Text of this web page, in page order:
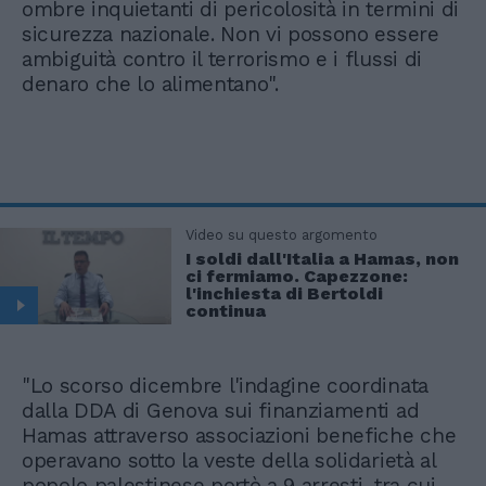
ombre inquietanti di pericolosità in termini di
sicurezza nazionale. Non vi possono essere
ambiguità contro il terrorismo e i flussi di
denaro che lo alimentano".
Video su questo argomento
I soldi dall'Italia a Hamas, non
ci fermiamo. Capezzone:
l'inchiesta di Bertoldi
continua
"Lo scorso dicembre l'indagine coordinata
dalla DDA di Genova sui finanziamenti ad
Hamas attraverso associazioni benefiche che
operavano sotto la veste della solidarietà al